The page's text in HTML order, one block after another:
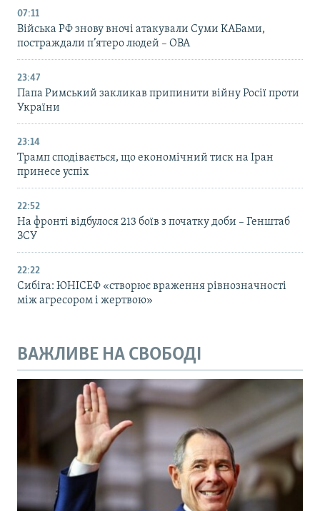
07:11
Війська РФ знову вночі атакували Суми КАБами,
постраждали п’ятеро людей – ОВА
23:47
Папа Римський закликав припинити війну Росії проти
України
23:14
Трамп сподівається, що економічний тиск на Іран
принесе успіх
22:52
На фронті відбулося 213 боїв з початку доби – Генштаб
ЗСУ
22:22
Сибіга: ЮНІСЕФ «створює враження рівнозначності
між агресором і жертвою»
ВАЖЛИВЕ НА СВОБОДІ